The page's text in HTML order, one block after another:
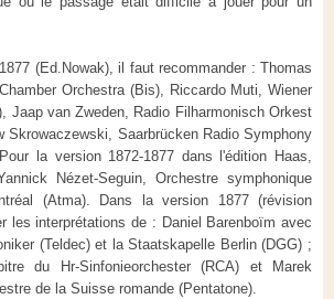
(Ed.Nowak), il faut recommander : Thomas
Orchestra (Bis), Riccardo Muti, Wiener
Jaap van Zweden, Radio Filharmonisch Orkest
Skrowaczewski, Saarbrücken Radio Symphony
la version 1872-1877 dans l'édition Haas,
Nézet-Seguin, Orchestre symphonique
(Atma). Dans la version 1877 (révision
les interprétations de : Daniel Barenboïm avec
(Teldec) et la Staatskapelle Berlin (DGG) ;
du Hr-Sinfonieorchester(RCA) et Marek
de la Suisse romande (Pentatone).